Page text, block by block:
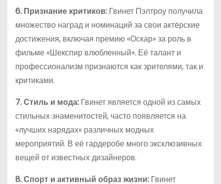
6. Признание критиков: Гвинет Пэлтроу получила
множество наград и номинаций за свои актёрские
достижения, включая премию «Оскар» за роль в
фильме «Шекспир влюбленный». Её талант и
профессионализм признаются как зрителями, так и
критиками.
7. Стиль и мода: Гвинет является одной из самых
стильных знаменитостей, часто появляется на
«лучших нарядах» различных модных
мероприятий. В её гардеробе много эксклюзивных
вещей от известных дизайнеров.
8. Спорт и активный образ жизни: Гвинет